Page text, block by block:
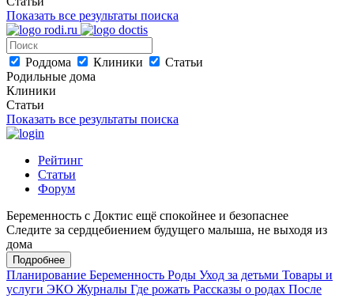
Показать все результаты поиска
Роддома Клиники
Статьи
Родильные дома
Клиники
Статьи
Показать все результаты поиска
Рейтинг
Статьи
Форум
Беременность с Доктис ещё спокойнее и безопаснее
Следите за сердцебиением будущего малыша, не выходя из
дома
Подробнее
Планирование Беременность Роды Уход за детьми Товары и
услуги ЭКО Журналы Где рожать Рассказы о родах После